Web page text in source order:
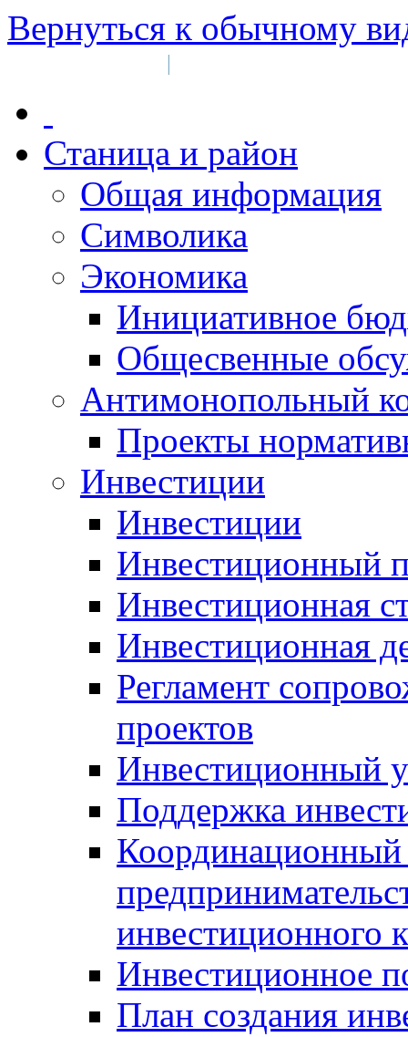
Вернуться к обычному
|
Станица и район
Общая информация
Символика
Экономика
Инициативное
Общесвенные
Антимонопольный
Проекты
Инвестиции
Инвестиции
Инвестиционный
Инвестиционная
Инвестиционная
Регламент
проектов
Инвестиционный
Поддержка
Координационный
инвестиционного
Инвестиционное
План создания